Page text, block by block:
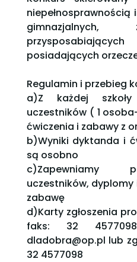
niepełnosprawnością
posiadających
Regulamin i przebieg
a)Z każdej
uczestników ( 1
ćwiczenia i zabawy z
b)Wyniki dyktanda i
są osobno
c)Zapewniamy
uczestników,
zabawę
d)Karty zgłoszenia
faks: 32
dladobra@op.pl lub
32 4577098